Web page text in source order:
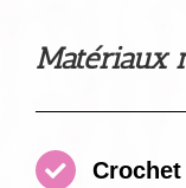
Matériaux